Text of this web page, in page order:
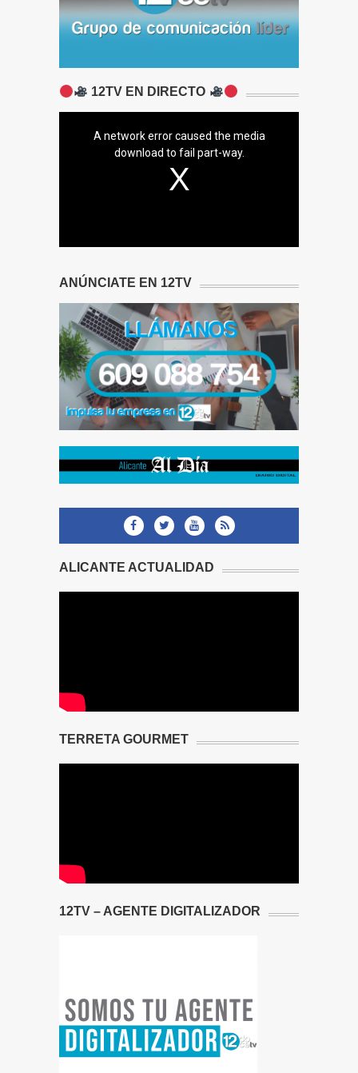
12TV EN DIRECTO
A network error caused the media
download to fail part-way.
ANÚNCIATE EN 12TV
ALICANTE ACTUALIDAD
TERRETA GOURMET
12TV – AGENTE DIGITALIZADOR